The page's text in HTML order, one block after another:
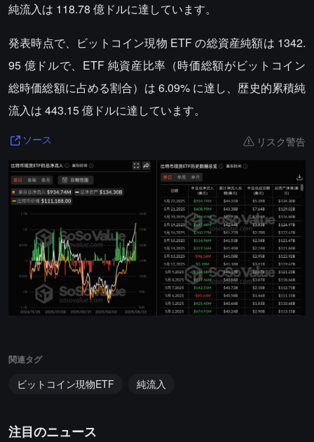
純流入は 118.78 億ドルに達しています。
発表時点で、ビットコイン現物 ETF の総資産純額は 1342.
95 億ドルで、ETF 純資産比率（時価総額がビットコイン
総時価総額に占める割合）は 6.09% に達し、歴史的累積純
流入は 443.15 億ドルに達しています。
ソース リスク警告
関連タグ
ビットコイン現物ETF 純流入
注目のニュース